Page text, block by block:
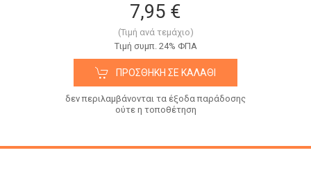
7,95 €
(Τιμή ανά τεμάχιο)
Tιμή συμπ. 24% ΦΠΑ
ΠΡΟΣΘΉΚΗ ΣΕ ΚΑΛΆΘΙ
δεν περιλαμβάνονται τα έξοδα παράδοσης
ούτε η τοποθέτηση